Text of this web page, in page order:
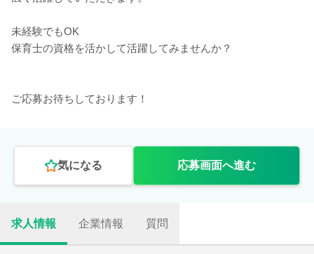
未経験でもOK
保育士の資格を活かして活躍してみませんか？
ご応募お待ちしております！
気になる 応募画面へ進む
求人情報 企業情報 質問